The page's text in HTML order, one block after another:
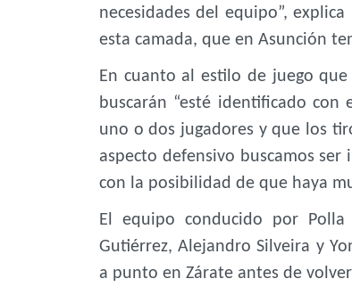
necesidades del equipo”,
esta camada, que en Asunción
En cuanto al estilo de juego
buscarán “esté identificado
uno o dos jugadores y que los
aspecto defensivo buscamos
con la posibilidad de que haya
El equipo conducido por
Gutiérrez, Alejandro Silveira y
a punto en Zárate antes de volver